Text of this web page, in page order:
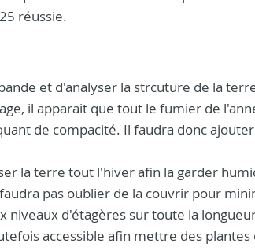
réussie.
et d'analyser la strcuture de la
il apparait que tout le fumier de
de compacité. Il faudra donc
la terre tout l'hiver afin la garder
pas oublier de la couvrir pour
niveaux d'étagères sur toute la
accessible afin mettre des